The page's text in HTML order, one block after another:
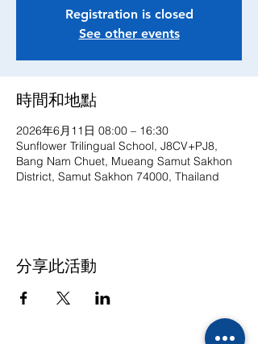
Registration is closed
See other events
時間和地點
2026年6月11日 08:00 – 16:30
Sunflower Trilingual School, J8CV+PJ8,
Bang Nam Chuet, Mueang Samut Sakhon
District, Samut Sakhon 74000, Thailand
分享此活動